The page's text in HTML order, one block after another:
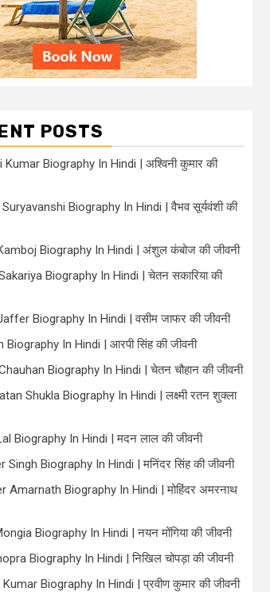
POSTS
Biography In Hindi | अश्विनी कुमार की
Biography In Hindi | वैभव सूर्यवंशी की
Biography In Hindi | अंशुल कंबोज की जीवनी
Biography In Hindi | चेतन सकारिया की
Biography In Hindi | वसीम जाफर की जीवनी
Biography In Hindi | आरपी सिंह की जीवनी
Biography In Hindi | चेतन चौहान की जीवनी
Shukla Biography In Hindi | लक्ष्मी रतन शुक्ला
Biography In Hindi | मदन लाल की जीवनी
Singh Biography In Hindi | मनिंदर सिंह की जीवनी
Amarnath Biography In Hindi | मोहिंदर अमरनाथ
Biography In Hindi | नयन मोंगिया की जीवनी
Biography In Hindi | निखिल चोपड़ा की जीवनी
Biography In Hindi | प्रवीण कुमार की जीवनी